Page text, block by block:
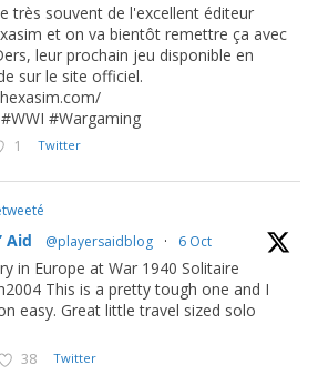
très souvent de l'excellent éditeur
et on va bientôt remettre ça avec
leur prochain jeu disponible en
sur le site officiel.
#Wargaming
1 Twitter
Aid @playersaidblog · 6 Oct
in Europe at War 1940 Solitaire
This is a pretty tough one and I
easy. Great little travel sized solo
38 Twitter